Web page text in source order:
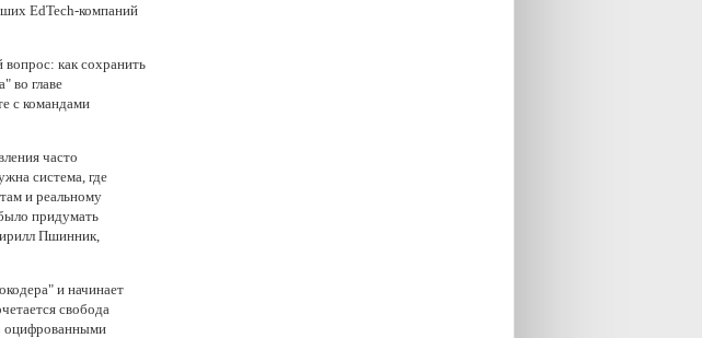
EdTech-компаний
как сохранить
во главе
с командами
часто
система, где
и реальному
придумать
Пшинник,
и начинает
свобода
оцифрованными